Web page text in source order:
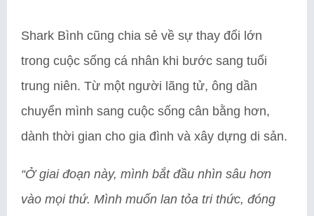
Shark Bình cũng chia sẻ về sự thay đổi lớn
trong cuộc sống cá nhân khi bước sang tuổi
trung niên. Từ một người lãng tử, ông dần
chuyển mình sang cuộc sống cân bằng hơn,
dành thời gian cho gia đình và xây dựng di sản.
“Ở giai đoạn này, mình bắt đầu nhìn sâu hơn
vào mọi thứ. Mình muốn lan tỏa tri thức, đóng